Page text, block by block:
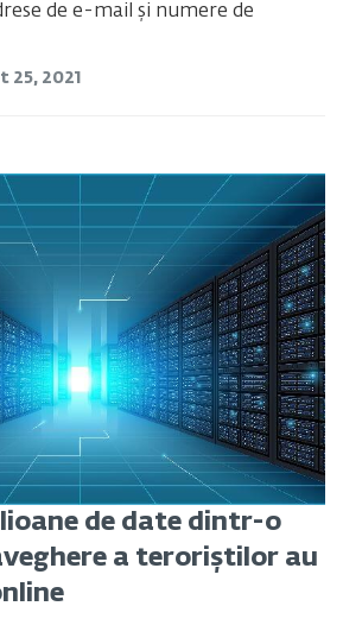
de e-mail și numere de
25, 2021
de date dintr-o
a teroriștilor au